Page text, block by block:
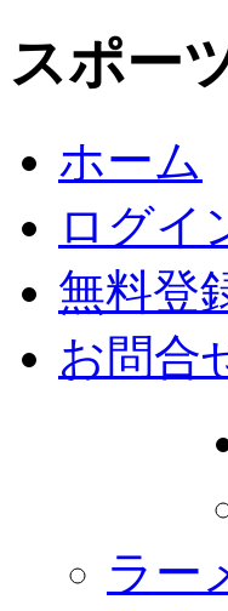
スポー
ホーム
ログイ
無料登
お問合
ラー